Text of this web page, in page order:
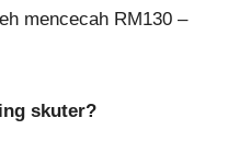
mencecah RM130 –
skuter?